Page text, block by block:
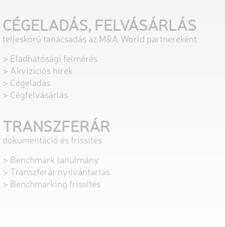
CÉGELADÁS, FELVÁSÁRLÁS
teljeskörű tanácsadás az M&A World partnereként
> Eladhatósági felmérés
> Akvizíciós hírek
> Cégeladás
> Cégfelvásárlás
TRANSZFERÁR
dokumentáció és frissítés
> Benchmark tanulmány
> Transzferár nyilvántartás
> Benchmarking frissítés